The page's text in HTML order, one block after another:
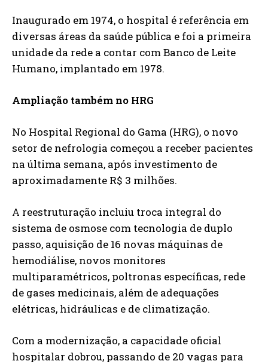
Inaugurado em 1974, o hospital é referência em
diversas áreas da saúde pública e foi a primeira
unidade da rede a contar com Banco de Leite
Humano, implantado em 1978.
Ampliação também no HRG
No Hospital Regional do Gama (HRG), o novo
setor de nefrologia começou a receber pacientes
na última semana, após investimento de
aproximadamente R$ 3 milhões.
A reestruturação incluiu troca integral do
sistema de osmose com tecnologia de duplo
passo, aquisição de 16 novas máquinas de
hemodiálise, novos monitores
multiparamétricos, poltronas específicas, rede
de gases medicinais, além de adequações
elétricas, hidráulicas e de climatização.
Com a modernização, a capacidade oficial
hospitalar dobrou, passando de 20 vagas para